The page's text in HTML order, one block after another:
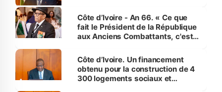
Côte d’Ivoire - An 66. « Ce que
fait le Président de la République
aux Anciens Combattants, c'est
Côte d’Ivoire. Un financement
obtenu pour la construction de 4
300 logements sociaux et